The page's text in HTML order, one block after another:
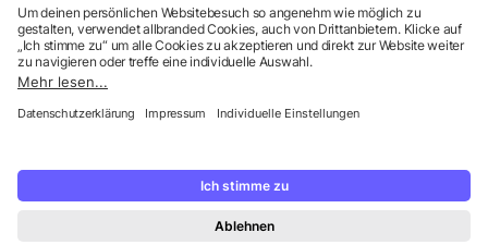
Wir verkaufen Werbeartikel, Werbemittel und
Vereine. Alle Preise zzgl. MwSt.